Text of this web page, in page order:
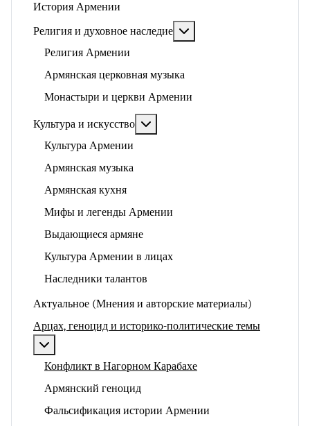
История Армении
Религия и духовное наследие
Религия Армении
Армянская церковная музыка
Монастыри и церкви Армении
Культура и искусство
Культура Армении
Армянская музыка
Армянская кухня
Мифы и легенды Армении
Выдающиеся армяне
Культура Армении в лицах
Наследники талантов
Актуальное (Мнения и авторские материалы)
Арцах, геноцид и историко-политические темы
Конфликт в Нагорном Карабахе
Армянский геноцид
Фальсификация истории Армении